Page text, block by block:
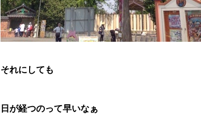
それにしても
日が経つのって早いなぁ